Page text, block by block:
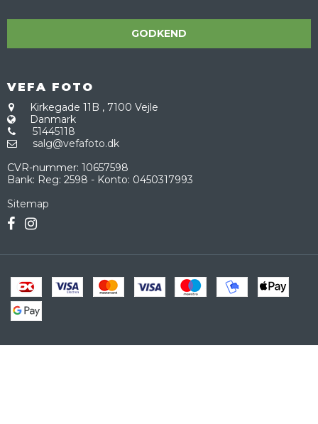
GODKEND
VEFA FOTO
Kirkegade 11B , 7100 Vejle
Danmark
51445118
salg@vefafoto.dk
CVR-nummer: 10657598
Bank: Reg: 2598 - Konto: 0450317993
Sitemap